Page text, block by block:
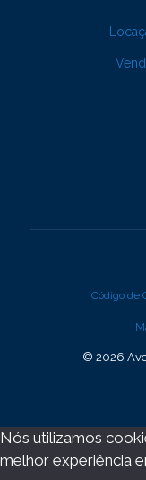
© 2026
Código de
Nós utilizamos
melhor experiência